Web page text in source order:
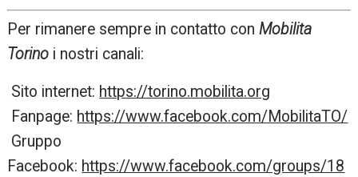
Per rimanere sempre in contatto conMobilita
Torino i nostri canali:
Sito internet: https://torino.mobilita.org
Fanpage: https://www.facebook.com/MobilitaTO/
Gruppo
Facebook: https://www.facebook.com/groups/18